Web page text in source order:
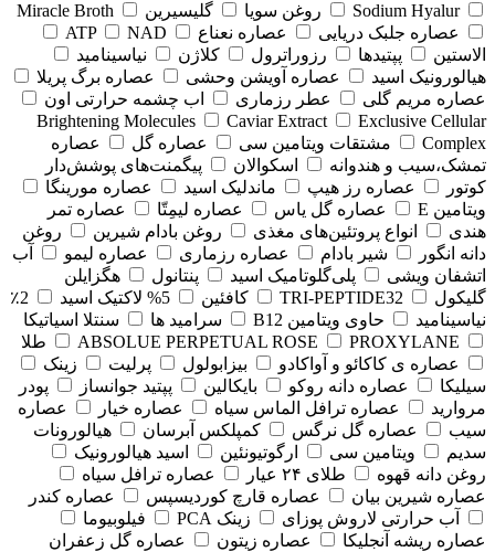
Sodium Hyalur
روغن سویا گلیسیرین
Miracle Broth
عصاره جلبک دریایی
عصاره نعناع ATP
NAD
الاستین
پپتیدها رزوراترول کلاژن
⁠نیاسینامید
هیالورونیک اسید
عصاره آویشن وحشی
عصاره برگ پریلا
عصاره مریم گلی
عطر رزماری
اب چشمه حرارتی اون
Brightening Molecules
Caviar Extract
Exclusive Cellular
Complex
مشتقات ویتامین سی عصاره گل
عصاره
تمشک،سیب و هندوانه
اسکوالان
پیگمنت‌های پوشش‌دار
کوتور
عصاره رز هیپ ماندلیک اسید
عصاره مورینگا
ویتامین E
عصاره گل یاس عصاره لیمِتّا
عصاره تمر
هندی
انواع پروتئین‌های مغذی روغن بادام شیرین
روغن
دانه انگور
شیر بادام عصاره رزماری عصاره لیمو
آب
اتشفان ویشی
پلی‌گلوتامیک اسید پنتانول
هگزایلن
گلیکول
TRI-PEPTIDE32 کافئین 5% لاکتیک اسید
2٪
نیاسینامید
حاوی ویتامین B12 سرامید ها
سنتلا اسیاتیکا
ABSOLUE PERPETUAL ROSE
PROXYLANE
طلا
عصاره ی کاکائو و آواکادو
بیزابولول پرلیت
زینک
سیلیکا
عصاره دانه روکو بایکالین پپتید جوانساز
پودر
مروارید
عصاره ترافل الماس سیاه عصاره خیار
عصاره
سیب
عصاره گل نرگس کمپلکس آبرسان
هیالورونات
سدیم
ویتامین سی ارگوتیونئین
اسید هیالورونیک
روغن دانه قهوه
طلای ۲۴ عیار
عصاره ترافل سیاه
عصاره شیرین بیان
عصاره قارچ کوردیسپس
عصاره کندر
آب حرارتی لاروش پوزای
زینک PCA
فیلوبیوما
عصاره ریشه آنجلیکا
عصاره زیتون
عصاره گل زعفران